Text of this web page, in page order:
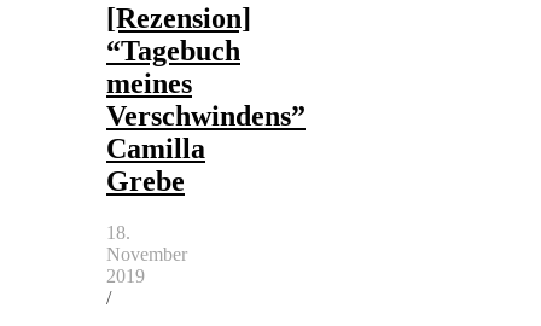
[Rezension]
“Tagebuch
meines
Verschwindens”
Camilla
Grebe
18.
November
2019
/